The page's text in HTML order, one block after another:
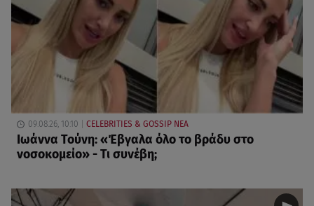
09.08.26, 10:10 CELEBRITIES & GOSSIP ΝΕΑ
Ιωάννα Τούνη: «Έβγαλα όλο το βράδυ στο
νοσοκομείο» - Τι συνέβη;